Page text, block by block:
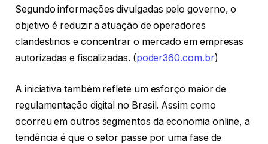
Segundo informações divulgadas pelo governo, o
objetivo é reduzir a atuação de operadores
clandestinos e concentrar o mercado em empresas
autorizadas e fiscalizadas. (poder360.com.br)
A iniciativa também reflete um esforço maior de
regulamentação digital no Brasil. Assim como
ocorreu em outros segmentos da economia online, a
tendência é que o setor passe por uma fase de